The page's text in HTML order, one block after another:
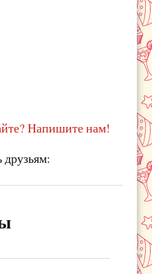
Напишите нам!
друзьям: